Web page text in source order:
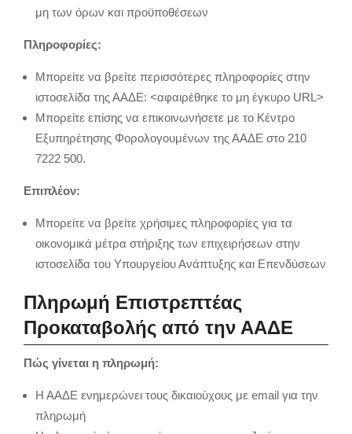
μη των όρων και προϋποθέσεων
Πληροφορίες:
Μπορείτε να βρείτε περισσότερες πληροφορίες στην
ιστοσελίδα της ΑΑΔΕ: <αφαιρέθηκε το μη έγκυρο URL>
Μπορείτε επίσης να επικοινωνήσετε με το Κέντρο
Εξυπηρέτησης Φορολογουμένων της ΑΑΔΕ στο 210
7222 500.
Επιπλέον:
Μπορείτε να βρείτε χρήσιμες πληροφορίες για τα
οικονομικά μέτρα στήριξης των επιχειρήσεων στην
ιστοσελίδα του Υπουργείου Ανάπτυξης και Επενδύσεων
Πληρωμή Επιστρεπτέας
Προκαταβολής από την ΑΑΔΕ
Πώς γίνεται η πληρωμή:
Η ΑΑΔΕ ενημερώνει τους δικαιούχους με email για την
πληρωμή